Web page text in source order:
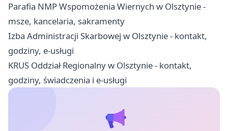
Parafia NMP Wspomożenia Wiernych w Olsztynie -
msze, kancelaria, sakramenty
Izba Administracji Skarbowej w Olsztynie - kontakt,
godziny, e-usługi
KRUS Oddział Regionalny w Olsztynie - kontakt,
godziny, świadczenia i e-usługi